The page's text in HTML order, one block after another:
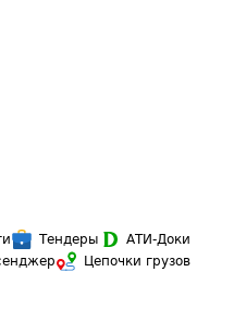
Тендеры
АТИ-Доки
Цепочки грузов